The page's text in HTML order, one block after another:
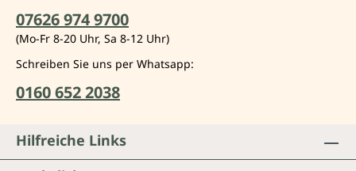
07626 974 9700
(Mo-Fr 8-20 Uhr, Sa 8-12 Uhr)
Schreiben Sie uns per Whatsapp:
0160 652 2038
Hilfreiche Links